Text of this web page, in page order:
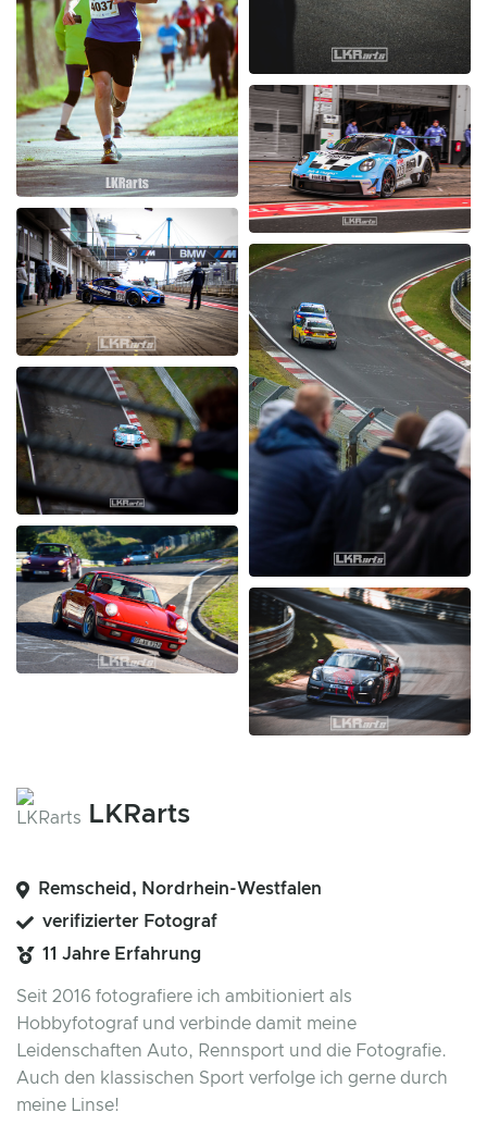
LKRarts
Remscheid, Nordrhein-Westfalen
verifizierter Fotograf
11 Jahre Erfahrung
Seit 2016 fotografiere ich ambitioniert als
Hobbyfotograf und verbinde damit meine
Leidenschaften Auto, Rennsport und die Fotografie.
Auch den klassischen Sport verfolge ich gerne durch
meine Linse!